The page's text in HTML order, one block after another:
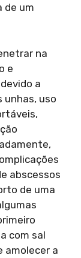
de um
na
e
a
uso
abscessos
de uma
com sal
amolecer a